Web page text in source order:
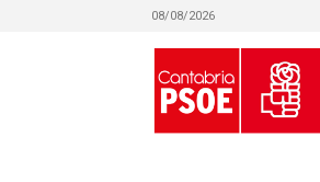
08/08/2026